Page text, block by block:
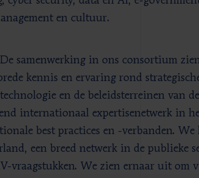
en cultuur.
samenwerking in ons consortium
kennis en ervaring rond
en de beleidsterreinen van de
internationaal expertisenetwerk in
best practices en -verbanden. We
een breed netwerk in de publieke
vraagstukken. We zien ernaar uit om